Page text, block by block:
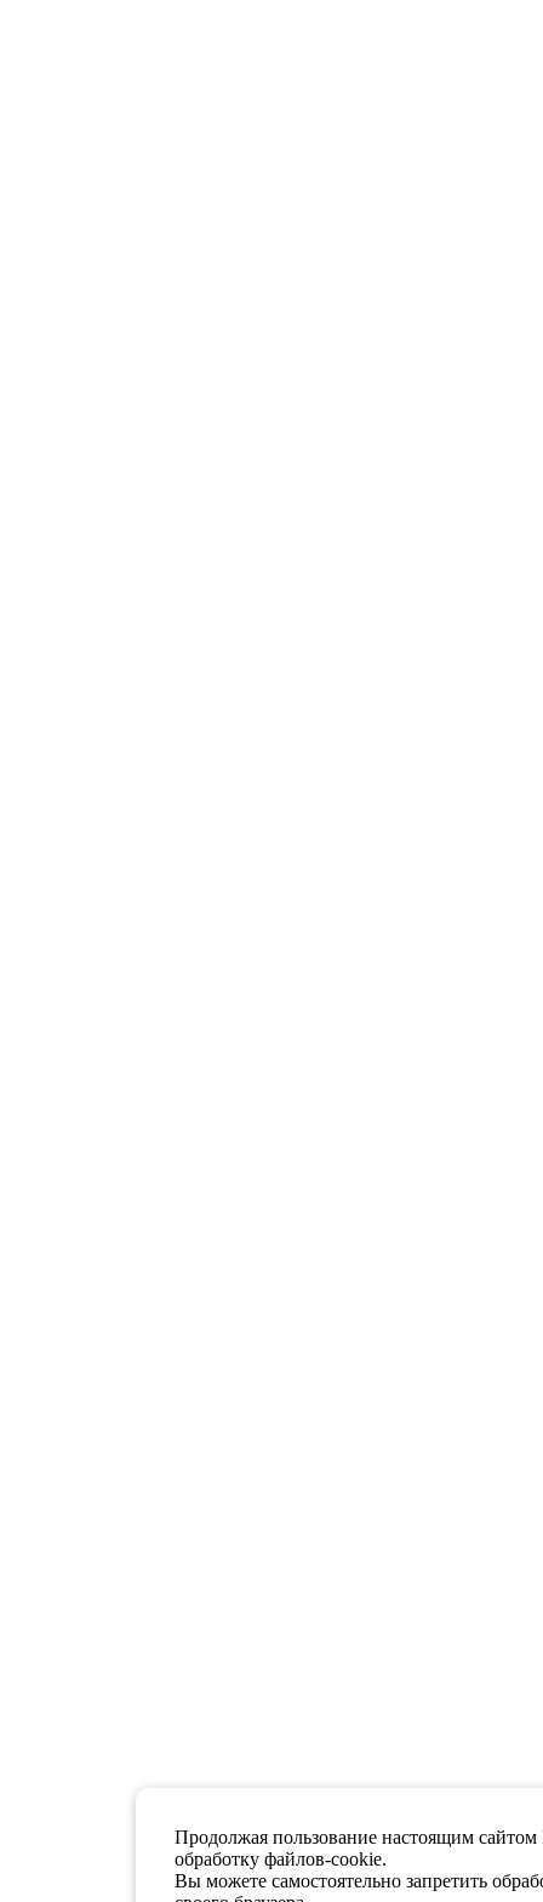
Продолжая пользование настоящим
обработку файлов-cookie.
Вы можете самостоятельно запретить